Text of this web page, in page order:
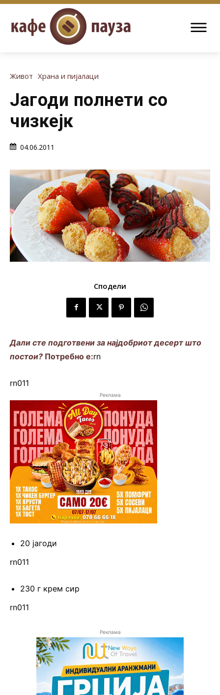
Живот Храна и пијалаци
Јагоди полнети со
чизкејк
04.06.2011
Сподели
Дали сте подготвени за најдобриот десерт што
постои? Потребно е:rn
rn011
Реклама
20 јагоди
rn011
230 г крем сир
rn011
Реклама